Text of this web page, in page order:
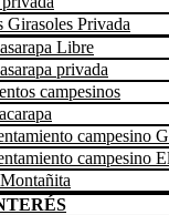
Girasoles Privada
Libre
privada
campesinos
campesino
campesino